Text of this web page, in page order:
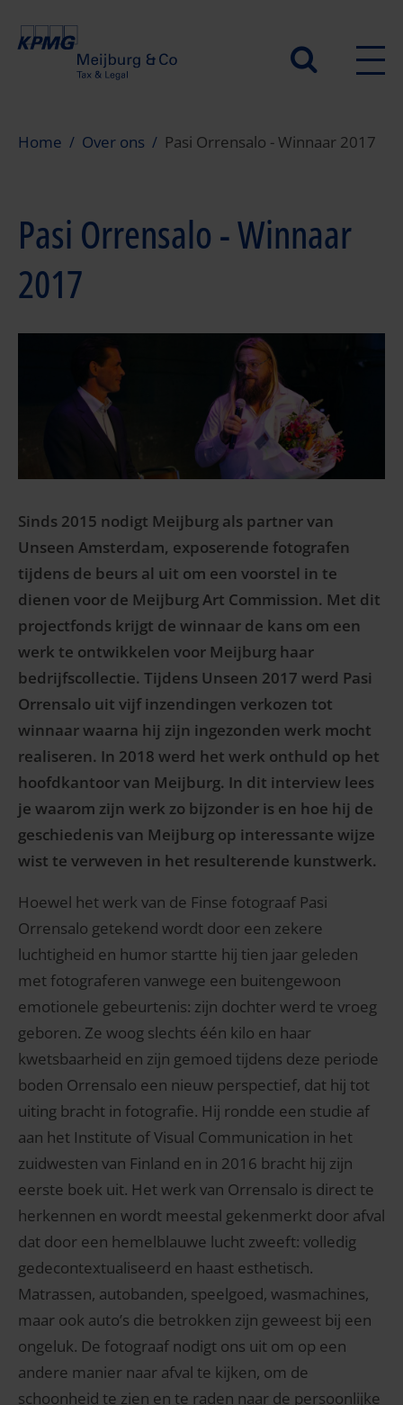
gaan
Secundair
Home Over ons Pasi Orrensalo - Winnaar 2017
Pasi Orrensalo - Winnaar
2017
Sinds 2015 nodigt Meijburg als partner van
Unseen Amsterdam, exposerende fotografen
tijdens de beurs al uit om een voorstel in te
dienen voor de Meijburg Art Commission. Met dit
projectfonds krijgt de winnaar de kans om een
werk te ontwikkelen voor Meijburg haar
bedrijfscollectie. Tijdens Unseen 2017 werd Pasi
Orrensalo uit vijf inzendingen verkozen tot
winnaar waarna hij zijn ingezonden werk mocht
realiseren. In 2018 werd het werk onthuld op het
hoofdkantoor van Meijburg. In dit interview lees
je waarom zijn werk zo bijzonder is en hoe hij de
geschiedenis van Meijburg op interessante wijze
wist te verweven in het resulterende kunstwerk.
Hoewel het werk van de Finse fotograaf Pasi
Orrensalo getekend wordt door een zekere
luchtigheid en humor startte hij tien jaar geleden
met fotograferen vanwege een buitengewoon
emotionele gebeurtenis: zijn dochter werd te vroeg
geboren. Ze woog slechts één kilo en haar
kwetsbaarheid en zijn gemoed tijdens deze periode
boden Orrensalo een nieuw perspectief, dat hij tot
uiting bracht in fotografie. Hij rondde een studie af
aan het Institute of Visual Communication in het
zuidwesten van Finland en in 2016 bracht hij zijn
eerste boek uit. Het werk van Orrensalo is direct te
herkennen en wordt meestal gekenmerkt door afval
dat door een hemelblauwe lucht zweeft: volledig
gedecontextualiseerd en haast esthetisch.
Matrassen, autobanden, speelgoed, wasmachines,
maar ook auto’s die betrokken zijn geweest bij een
ongeluk. De fotograaf nodigt ons uit om op een
andere manier naar afval te kijken, om de
schoonheid te zien en te raden naar de persoonlijke